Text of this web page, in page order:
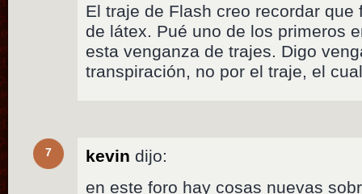
El traje de Flash creo recordar
de látex. Pué uno de los primeros
esta venganza de trajes. Digo
transpiración, no por el traje, el
7 kevin dijo:
en este foro hay cosas nuevas